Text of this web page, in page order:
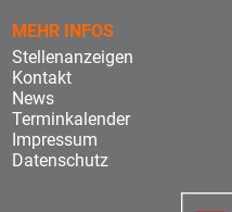
MEHR INFOS
Stellenanzeigen
Kontakt
News
Terminkalender
Impressum
Datenschutz